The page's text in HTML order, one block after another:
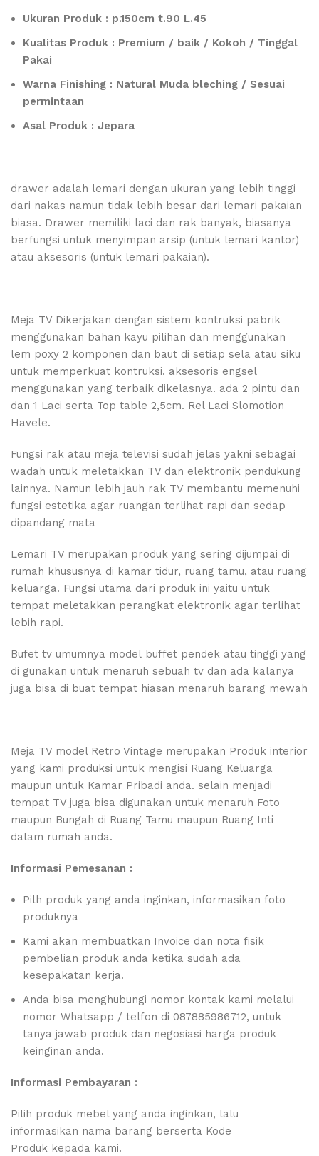
Ukuran Produk : p.150cm t.90 L.45
Kualitas Produk : Premium / baik / Kokoh / Tinggal
Pakai
Warna Finishing : Natural Muda bleching / Sesuai
permintaan
Asal Produk : Jepara
drawer adalah lemari dengan ukuran yang lebih tinggi
dari nakas namun tidak lebih besar dari lemari pakaian
biasa. Drawer memiliki laci dan rak banyak, biasanya
berfungsi untuk menyimpan arsip (untuk lemari kantor)
atau aksesoris (untuk lemari pakaian).
Meja TV Dikerjakan dengan sistem kontruksi pabrik
menggunakan bahan kayu pilihan dan menggunakan
lem poxy 2 komponen dan baut di setiap sela atau siku
untuk memperkuat kontruksi. aksesoris engsel
menggunakan yang terbaik dikelasnya. ada 2 pintu dan
dan 1 Laci serta Top table 2,5cm. Rel Laci Slomotion
Havele.
Fungsi rak atau meja televisi sudah jelas yakni sebagai
wadah untuk meletakkan TV dan elektronik pendukung
lainnya. Namun lebih jauh rak TV membantu memenuhi
fungsi estetika agar ruangan terlihat rapi dan sedap
dipandang mata
Lemari TV merupakan produk yang sering dijumpai di
rumah khususnya di kamar tidur, ruang tamu, atau ruang
keluarga. Fungsi utama dari produk ini yaitu untuk
tempat meletakkan perangkat elektronik agar terlihat
lebih rapi.
Bufet tv umumnya model buffet pendek atau tinggi yang
di gunakan untuk menaruh sebuah tv dan ada kalanya
juga bisa di buat tempat hiasan menaruh barang mewah
Meja TV model Retro Vintage merupakan Produk interior
yang kami produksi untuk mengisi Ruang Keluarga
maupun untuk Kamar Pribadi anda. selain menjadi
tempat TV juga bisa digunakan untuk menaruh Foto
maupun Bungah di Ruang Tamu maupun Ruang Inti
dalam rumah anda.
Informasi Pemesanan :
Pilh produk yang anda inginkan, informasikan foto
produknya
Kami akan membuatkan Invoice dan nota fisik
pembelian produk anda ketika sudah ada
kesepakatan kerja.
Anda bisa menghubungi nomor kontak kami melalui
nomor Whatsapp / telfon di 087885986712, untuk
tanya jawab produk dan negosiasi harga produk
keinginan anda.
Informasi Pembayaran :
Pilih produk mebel yang anda inginkan, lalu
informasikan nama barang berserta Kode
Produk kepada kami.